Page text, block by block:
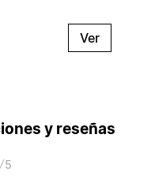
Ver
y reseñas
5